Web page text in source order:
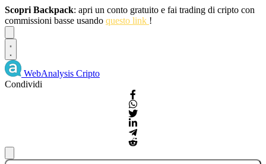
Scopri Backpack: apri un conto gratuito e fai trading di cripto con
commissioni basse usando questo link !
WebAnalysis Cripto
Condividi